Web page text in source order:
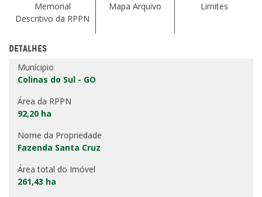
Memorial
Descritivo da RPPN
Mapa Arquivo Limites
DETALHES
Munícipio
Colinas do Sul - GO
Área da RPPN
92,20 ha
Nome da Propriedade
Fazenda Santa Cruz
Área total do Imóvel
261,43 ha